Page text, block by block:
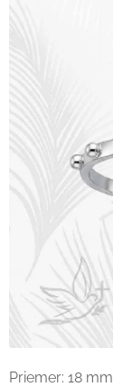
Priemer: 18 mm